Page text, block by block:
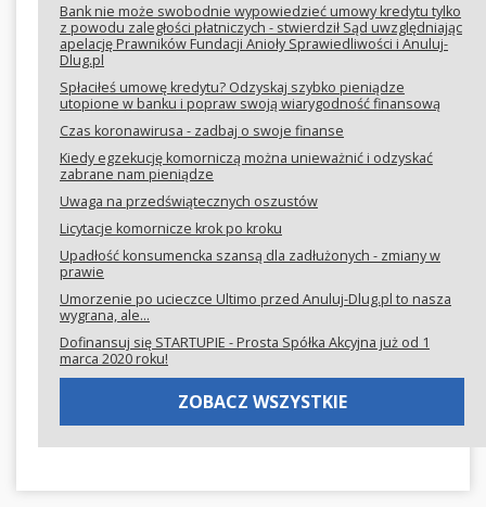
Bank nie może swobodnie wypowiedzieć umowy kredytu tylko
z powodu zaległości płatniczych - stwierdził Sąd uwzględniając
apelację Prawników Fundacji Anioły Sprawiedliwości i Anuluj-
Dlug.pl
Spłaciłeś umowę kredytu? Odzyskaj szybko pieniądze
utopione w banku i popraw swoją wiarygodność finansową
Czas koronawirusa - zadbaj o swoje finanse
Kiedy egzekucję komorniczą można unieważnić i odzyskać
zabrane nam pieniądze
Uwaga na przedświątecznych oszustów
Licytacje komornicze krok po kroku
Upadłość konsumencka szansą dla zadłużonych - zmiany w
prawie
Umorzenie po ucieczce Ultimo przed Anuluj-Dlug.pl to nasza
wygrana, ale...
Dofinansuj się STARTUPIE - Prosta Spółka Akcyjna już od 1
marca 2020 roku!
ZOBACZ WSZYSTKIE